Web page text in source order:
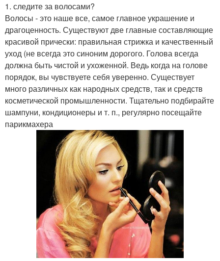
1. следите за волосами?
Волосы - это наше все, самое главное украшение и
драгоценность. Существуют две главные составляющие
красивой прически: правильная стрижка и качественный
уход (не всегда это синоним дорогого. Голова всегда
должна быть чистой и ухоженной. Ведь когда на голове
порядок, вы чувствуете себя уверенно. Существует
много различных как народных средств, так и средств
косметической промышленности. Тщательно подбирайте
шампуни, кондиционеры и т. п., регулярно посещайте
парикмахера